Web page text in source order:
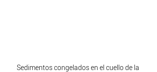
Sedimentos congelados en el cuello de la